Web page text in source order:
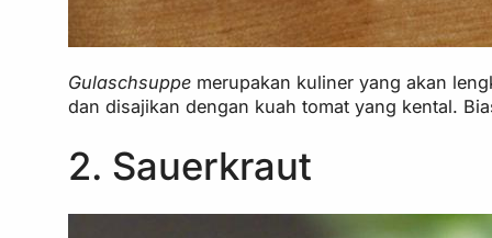
Gulaschsuppe merupakan kuliner yang akan
dan disajikan dengan kuah tomat yang kental.
2. Sauerkraut